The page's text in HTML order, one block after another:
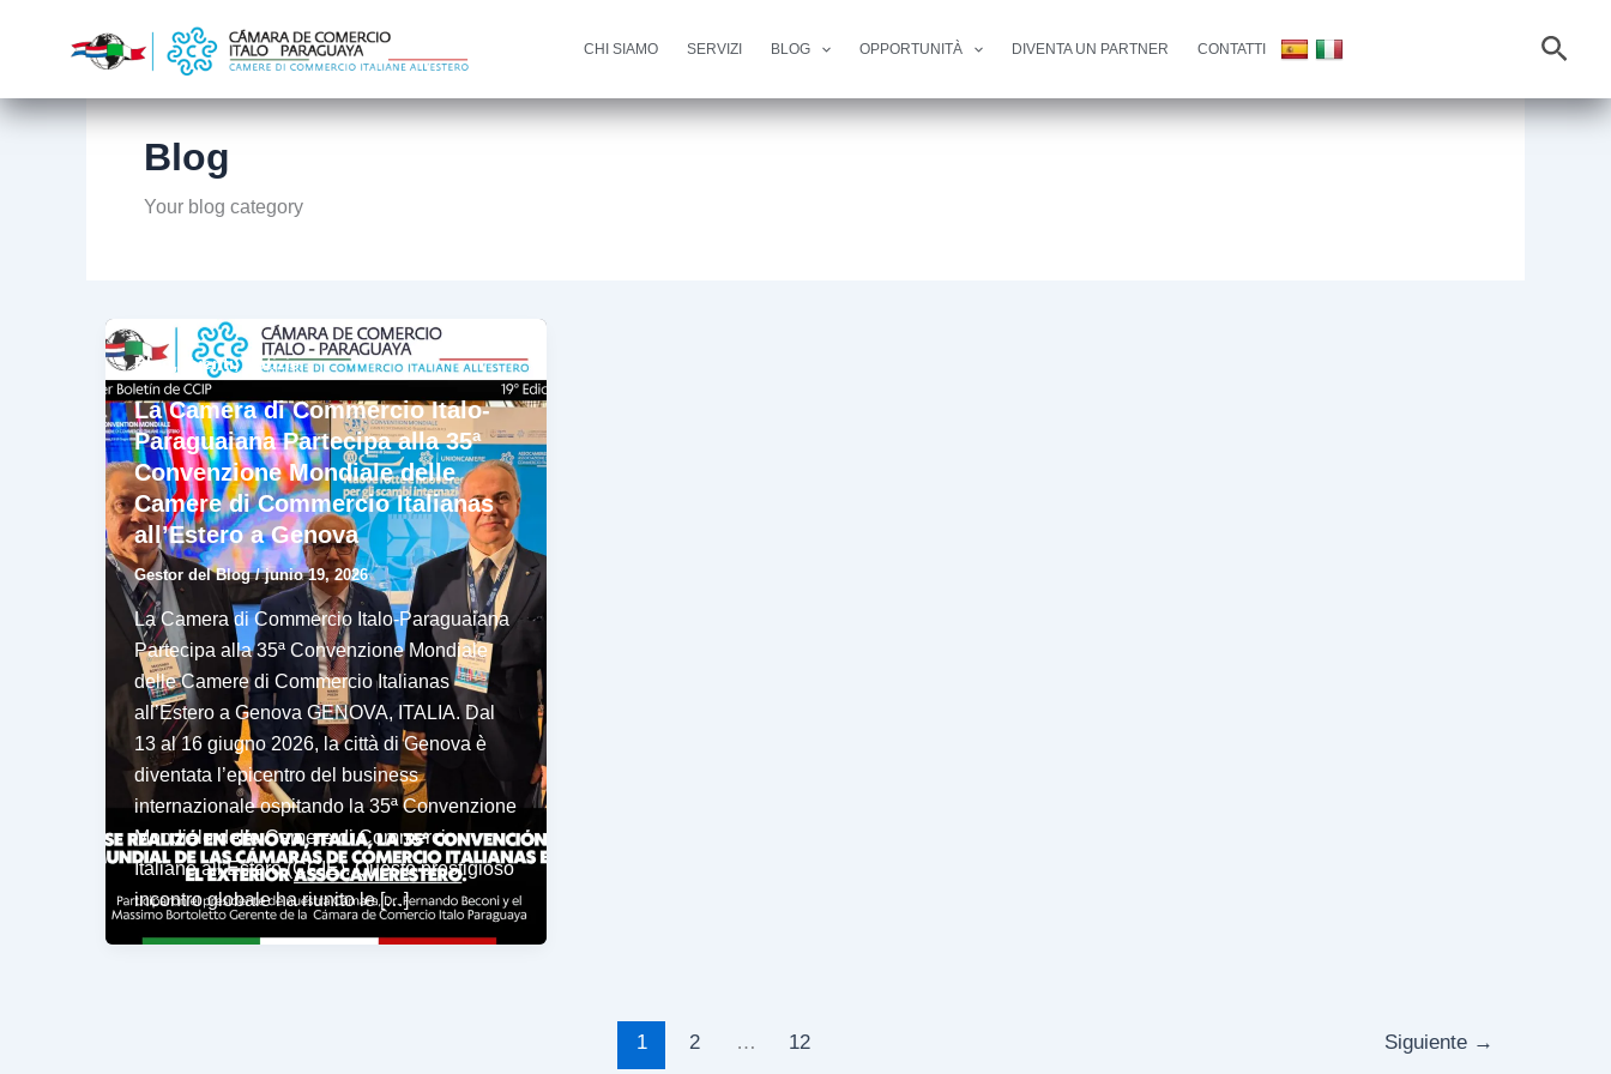
CHI SIAMO SERVIZI BLOG OPPORTUNITÀ DIVENTA UN PARTNER CONTATTI
Blog
Your blog category
Blog , Eventi, Notizie
La Camera di Commercio Italo-
Paraguaiana Partecipa alla 35ª
Convenzione Mondiale delle
Camere di Commercio Italianas
all’Estero a Genova
Gestor del Blog/junio 19, 2026
La Camera di Commercio Italo-Paraguaiana
Partecipa alla 35ª Convenzione Mondiale
delle Camere di Commercio Italianas
all’Estero a Genova GENOVA, ITALIA. Dal
13 al 16 giugno 2026, la città di Genova è
diventata l’epicentro del business
internazionale ospitando la 35ª Convenzione
Mondiale delle Camere di Commercio
Italiane all’Estero (CCIE). Questo prestigioso
incontro globale ha riunito le […]
1 2 … 12 Siguiente →